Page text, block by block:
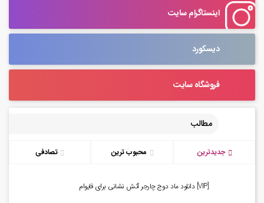
اینستاگرام سایت
دیسکورد
فروشگاه سایت
مطالب
جدیدترین محبوب ترین تصادفی
[VIP] دانلود ماد دوج چارجر آتش نشانی برای فایوام